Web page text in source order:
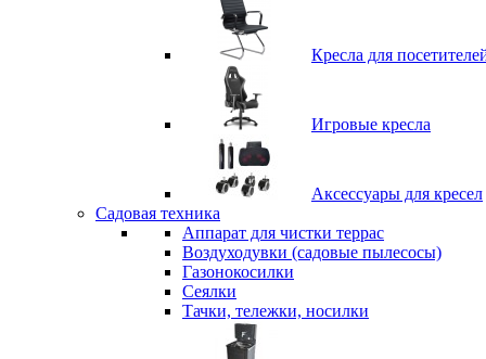
Кресла для
Игровые кресла
Аксессуары для кресел
Садовая техника
Аппарат для чистки террас
Воздуходувки (садовые пылесосы)
Газонокосилки
Сеялки
Тачки, тележки, носилки